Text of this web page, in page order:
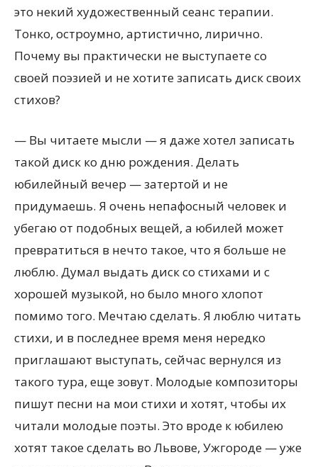
это некий художественный сеанс терапии.
Тонко, остроумно, артистично, лирично.
Почему вы практически не выступаете со
своей поэзией и не хотите записать диск своих
стихов?
— Вы читаете мысли — я даже хотел записать
такой диск ко дню рождения. Делать
юбилейный вечер — затертой и не
придумаешь. Я очень непафосный человек и
убегаю от подобных вещей, а юбилей может
превратиться в нечто такое, что я больше не
люблю. Думал выдать диск со стихами и с
хорошей музыкой, но было много хлопот
помимо того. Мечтаю сделать. Я люблю читать
стихи, и в последнее время меня нередко
приглашают выступать, сейчас вернулся из
такого тура, еще зовут. Молодые композиторы
пишут песни на мои стихи и хотят, чтобы их
читали молодые поэты. Это вроде к юбилею
хотят такое сделать во Львове, Ужгороде — уже